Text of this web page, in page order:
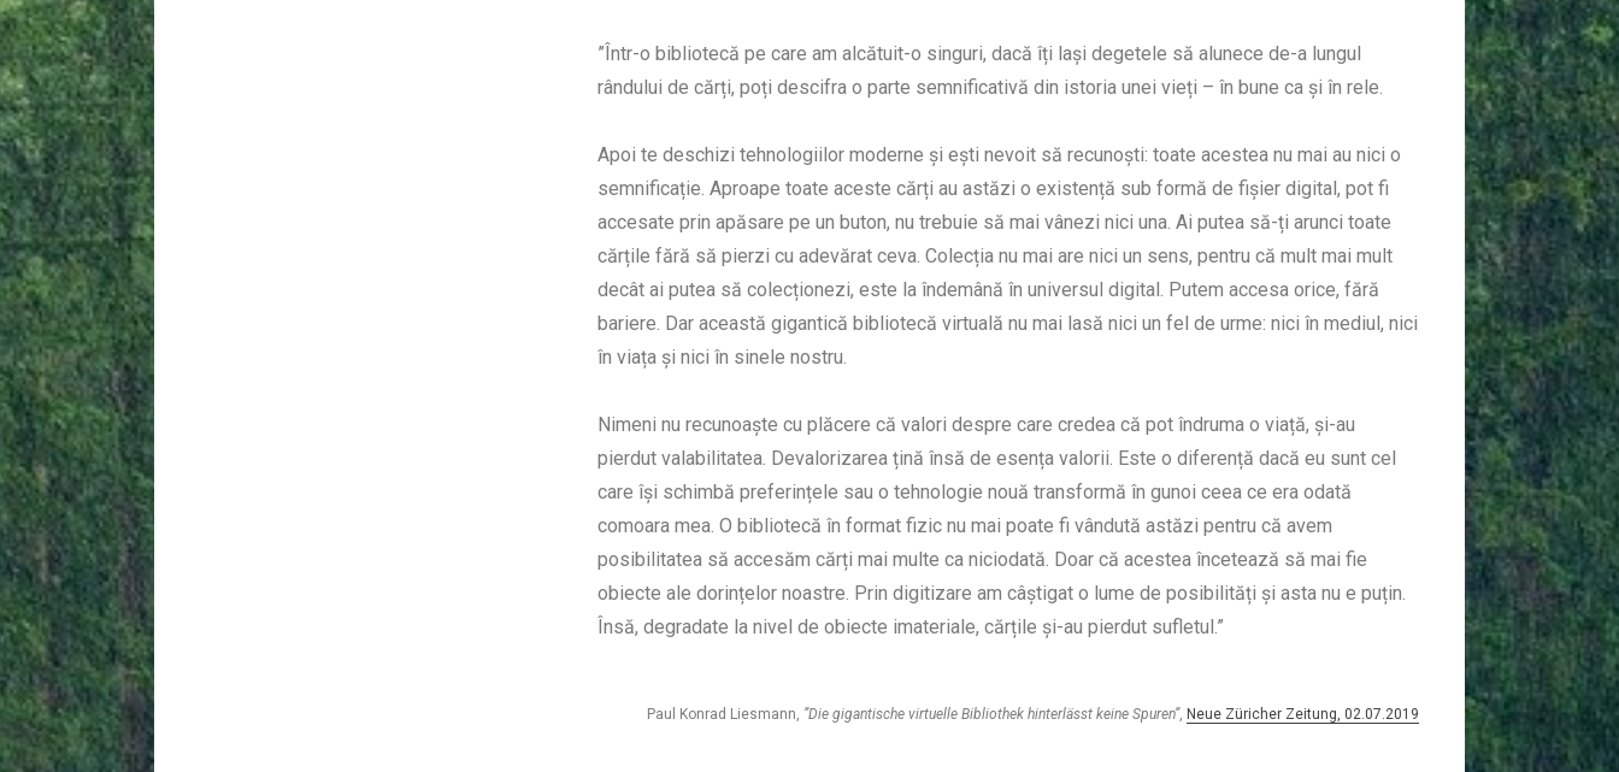
”Într-o bibliotecă pe care am alcătuit-o singuri, dacă îți lași degetele să alunece de-a lungul
rândului de cărți, poți descifra o parte semnificativă din istoria unei vieți – în bune ca și în rele.
Apoi te deschizi tehnologiilor moderne și ești nevoit să recunoști: toate acestea nu mai au nici o
semnificație. Aproape toate aceste cărți au astăzi o existență sub formă de fișier digital, pot fi
accesate prin apăsare pe un buton, nu trebuie să mai vânezi nici una. Ai putea să-ți arunci toate
cărțile fără să pierzi cu adevărat ceva. Colecția nu mai are nici un sens, pentru că mult mai mult
decât ai putea să colecționezi, este la îndemână în universul digital. Putem accesa orice, fără
bariere. Dar această gigantică bibliotecă virtuală nu mai lasă nici un fel de urme: nici în mediul, nici
în viața și nici în sinele nostru.
Nimeni nu recunoaște cu plăcere că valori despre care credea că pot îndruma o viață, și-au
pierdut valabilitatea. Devalorizarea țină însă de esența valorii. Este o diferență dacă eu sunt cel
care își schimbă preferințele sau o tehnologie nouă transformă în gunoi ceea ce era odată
comoara mea. O bibliotecă în format fizic nu mai poate fi vândută astăzi pentru că avem
posibilitatea să accesăm cărți mai multe ca niciodată. Doar că acestea încetează să mai fie
obiecte ale dorințelor noastre. Prin digitizare am câștigat o lume de posibilități și asta nu e puțin.
Însă, degradate la nivel de obiecte imateriale, cărțile și-au pierdut sufletul.”
Paul Konrad Liesmann, ”Die gigantische virtuelle Bibliothek hinterlässt keine Spuren”, Neue Züricher Zeitung, 02.07.2019